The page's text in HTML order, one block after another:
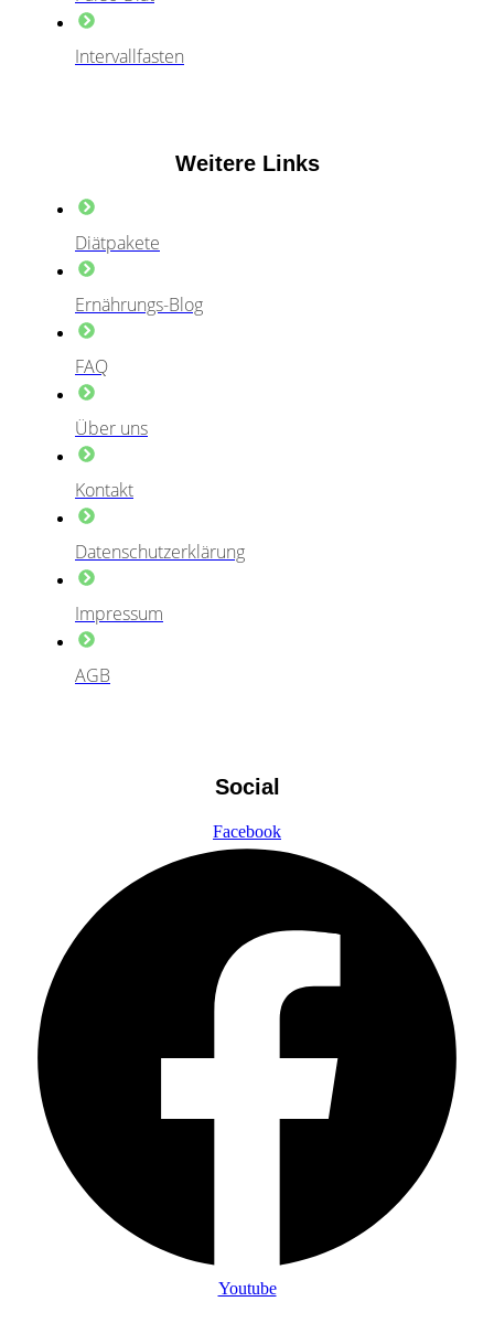
Intervallfasten
Weitere Links
Diätpakete
Ernährungs-Blog
FAQ
Über uns
Kontakt
Datenschutzerklärung
Impressum
AGB
Social
Facebook
Youtube